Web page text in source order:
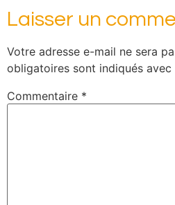
Laisser un
Votre adresse e-mail ne sera
obligatoires sont indiqués avec
Commentaire *